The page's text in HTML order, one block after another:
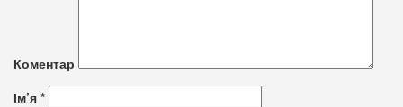
Коментар
Ім’я *